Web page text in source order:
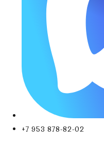
+7 953 878-82-02